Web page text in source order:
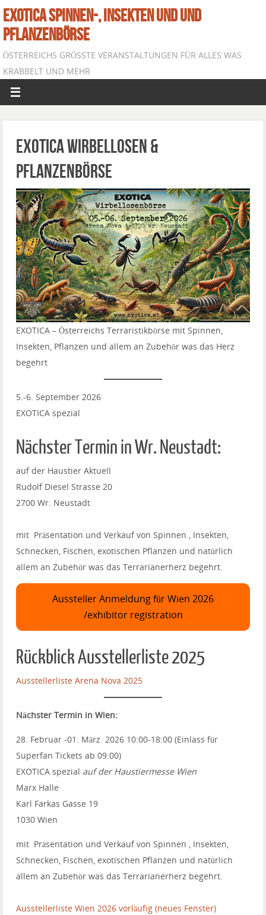
EXOTICA SPINNEN-, INSEKTEN UND UND
PFLANZENBÖRSE
ÖSTERREICHS GRÖSSTE VERANSTALTUNGEN FÜR ALLES WAS K
RABBELT UND MEHR
EXOTICA Wirbellosen &
Pflanzenbörse
EXOTICA – Österreichs Terraristikbörse mit Spinnen,
Insekten, Pflanzen und allem an Zubehör was das Herz
begehrt
5.-6. September 2026
EXOTICA spezial
Nächster Termin in Wr. Neustadt:
auf der Haustier Aktuell
Rudolf Diesel Strasse 20
2700 Wr. Neustadt
mit Präsentation und Verkauf von Spinnen , Insekten,
Schnecken, Fischen, exotischen Pflanzen und natürlich
allem an Zubehör was das Terrarianerherz begehrt.
Aussteller Anmeldung für Wien 2026
/exhibitor registration
Rückblick Ausstellerliste 2025
Ausstellerliste Arena Nova 2025
Nächster Termin in Wien:
28. Februar -01. März 2026 10:00-18:00 (Einlass für
Superfan Tickets ab 09:00)
EXOTICA spezial auf der Haustiermesse Wien
Marx Halle
Karl Farkas Gasse 19
1030 Wien
mit Präsentation und Verkauf von Spinnen , Insekten,
Schnecken, Fischen, exotischen Pflanzen und natürlich
allem an Zubehör was das Terrarianerherz begehrt.
Ausstellerliste Wien 2026 vorläufig (neues Fenster)